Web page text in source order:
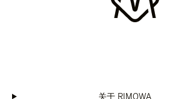
关于 RIMOWA